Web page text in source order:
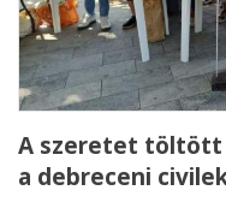
A szeretet töltött
a debreceni